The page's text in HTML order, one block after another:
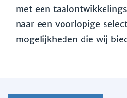
met een
naar een voorlopige
mogelijkheden die wij